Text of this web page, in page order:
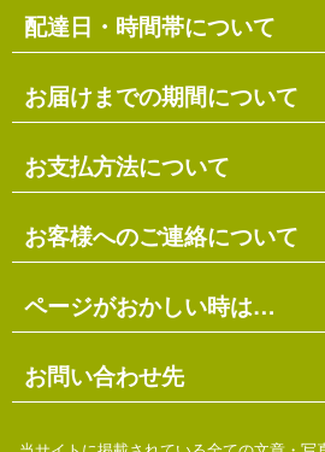
単品のみの場合
各商品に記載の送料となります
複数商品の場合
ます。
送料には梱包料も含まれていま
※ショッピングカートの仕組み上
されない場合があります。
※商品の組み合わせによっては
別途必要となる場合があります。
※上記の際は、自動返信メール以
料をお知らせします。
配達日・時間帯について
配達日・配達時間帯のご指定は
お届け先に投函される「ご不在
望日・時間帯のご指定が可能で
用ください。
お届けまでの期間について
在庫がある場合
ご注文確認日より3営業日以内
離島の場合、上記以上にお時間
す。
品発送予定」メールにてご確認
在庫切れの場合
別途、納期のご連絡をさせてい
お支払方法について
代金引換（＋400円）
商品配送時に配送員にお支払い
銀行振込（先払い）
口座は琉球銀行のみ
※ゆうちょ銀行でのお取り扱い
お客様へのご連絡について
受注・確認・発送・修理など
各発生日より2営業日以内にメ
※定休日にはご連絡を行っており
ください。
ページがおかしい時は…
当店のホームページは店主が
作ったページのため…
お問い合わせ先
ご不明な点がございましたら、